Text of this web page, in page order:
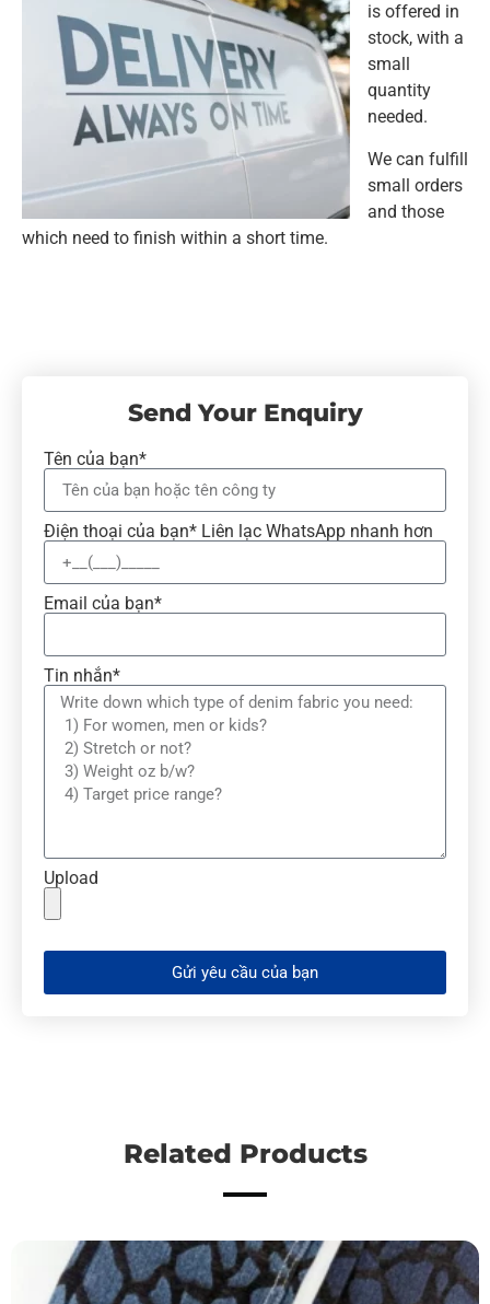
is offered in
stock, with a
small
quantity
needed.
We can fulfill
small orders
and those
which need to finish within a short time.
Send Your Enquiry
Tên của bạn*
Điện thoại của bạn* Liên lạc WhatsApp nhanh hơn
Email của bạn*
Tin nhắn*
Upload
Gửi yêu cầu của bạn
Related Products